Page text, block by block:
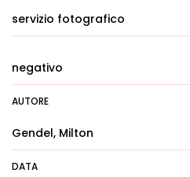
servizio fotografico
negativo
AUTORE
Gendel, Milton
DATA